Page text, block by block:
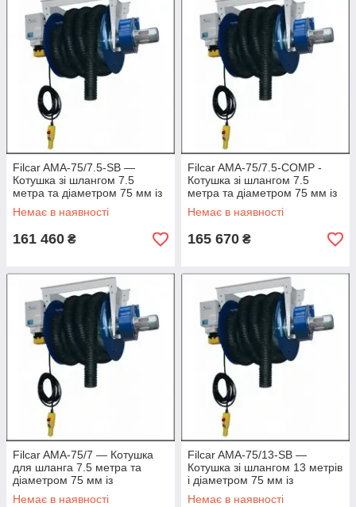
Filcar AMA-75/7.5-SB —
Котушка зі шлангом 7.5
метра та діаметром 75 мм із
вентилятором
Немає в наявності
161 460 ₴
Filcar AMA-75/7.5-COMP -
Котушка зі шлангом 7.5
метра та діаметром 75 мм із
вентилятором
Немає в наявності
165 670 ₴
Filcar AMA-75/7 — Котушка
для шланга 7.5 метра та
діаметром 75 мм із
вентилятором
Немає в наявності
Filcar AMA-75/13-SB —
Котушка зі шлангом 13 метрів
і діаметром 75 мм із
вентилятором
Немає в наявності